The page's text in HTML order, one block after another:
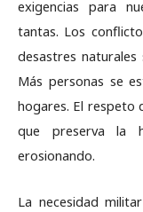
exigencias para
tantas. Los
desastres
Más personas se
hogares. El respeto
que preserva la
erosionando.
La necesidad